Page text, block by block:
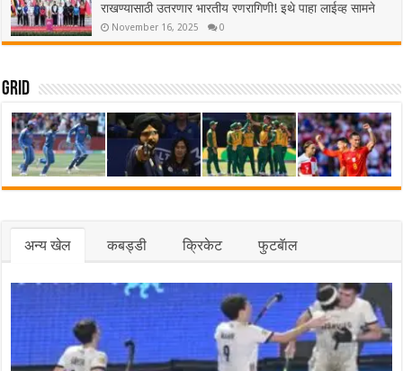
राखण्यासाठी उतरणार भारतीय रणरागिणी! इथे पाहा लाईव्ह सामने
November 16, 2025 0
Grid
अन्य खेल कबड्डी क्रिकेट फुटबॅाल